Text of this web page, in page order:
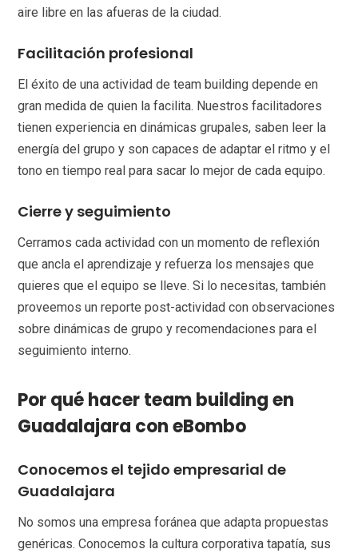
aire libre en las afueras de la ciudad.
Facilitación profesional
El éxito de una actividad de team building depende en
gran medida de quien la facilita. Nuestros facilitadores
tienen experiencia en dinámicas grupales, saben leer la
energía del grupo y son capaces de adaptar el ritmo y el
tono en tiempo real para sacar lo mejor de cada equipo.
Cierre y seguimiento
Cerramos cada actividad con un momento de reflexión
que ancla el aprendizaje y refuerza los mensajes que
quieres que el equipo se lleve. Si lo necesitas, también
proveemos un reporte post-actividad con observaciones
sobre dinámicas de grupo y recomendaciones para el
seguimiento interno.
Por qué hacer team building en
Guadalajara con eBombo
Conocemos el tejido empresarial de
Guadalajara
No somos una empresa foránea que adapta propuestas
genéricas. Conocemos la cultura corporativa tapatía, sus